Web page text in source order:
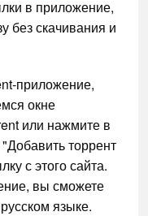
в приложение,
без скачивания и
приложение,
окне
или нажмите в
торрент
с этого сайта.
вы сможете
языке.